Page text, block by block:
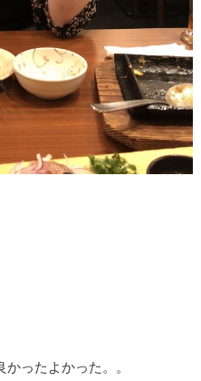
ったよかった。。